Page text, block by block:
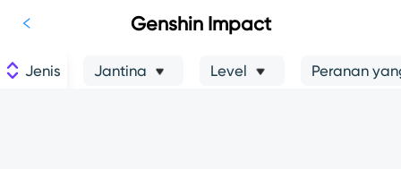
Genshin Impact
Jenis Jantina Level Peranan